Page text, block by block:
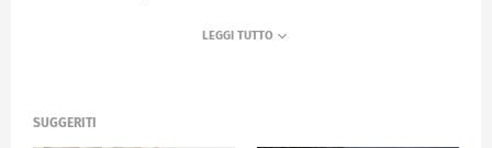
salpare da Siracusa. Stupro San Zenone, fermato
SUGGERITI